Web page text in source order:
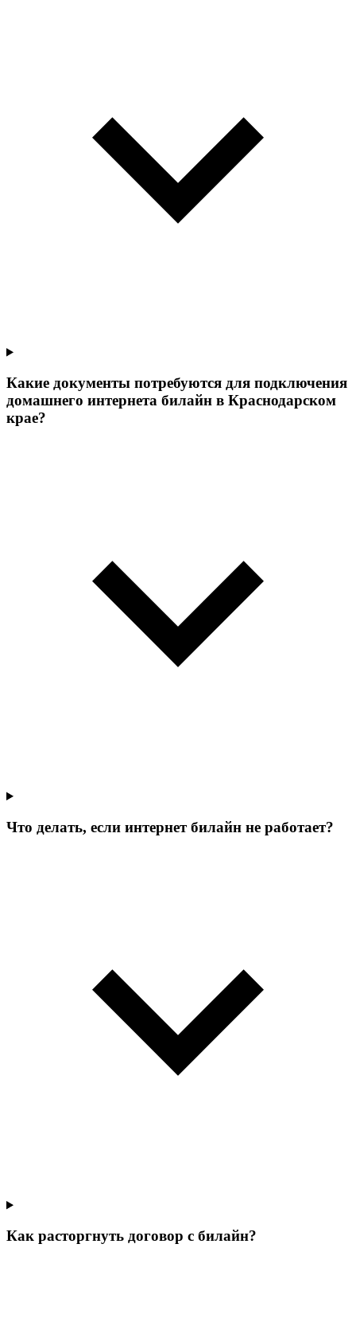
Какие документы потребуются для подключения
домашнего интернета билайн в Краснодарском
крае?
Что делать, если интернет билайн не работает?
Как расторгнуть договор с билайн?